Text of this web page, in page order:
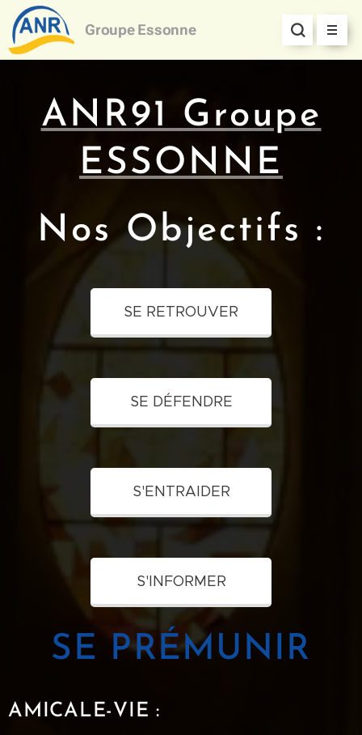
GroupeEssonne
ANR91 Groupe
ESSONNE
Nos Objectifs :
SE RETROUVER
SE DÉFENDRE
S'ENTRAIDER
S'INFORMER
SE PRÉMUNIR
AMICALE-VIE :